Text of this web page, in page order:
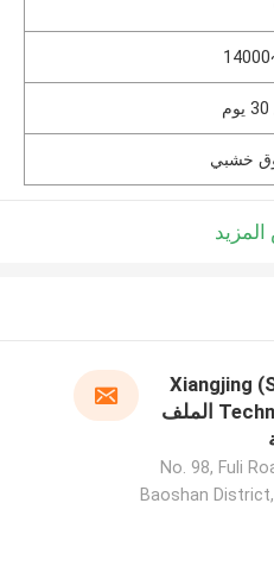
خشبي
Xiangjing
Technology Co., Ltd الملف
No. 98, Fuli
Baoshan